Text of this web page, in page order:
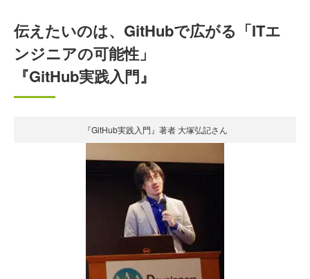
伝えたいのは、GitHubで広がる「ITエ
ンジニアの可能性」
『GitHub実践入門』
『GitHub実践入門』著者 大塚弘記さん